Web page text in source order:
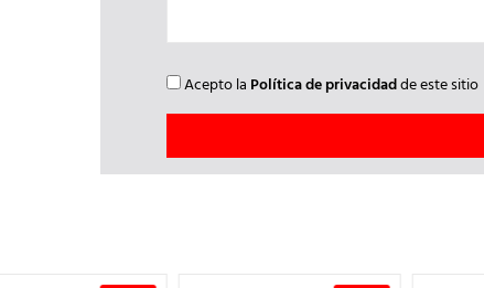
Acepto la Política de privacidadde este sitio